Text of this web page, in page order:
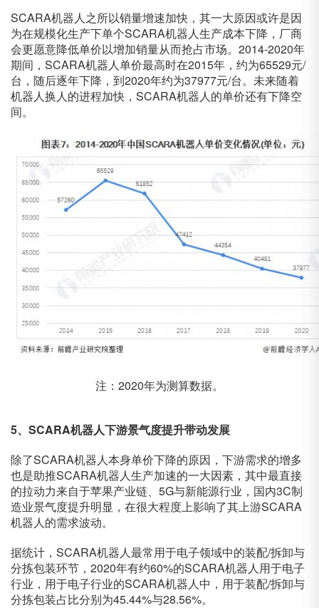
SCARA机器人之所以销量增速加快，其一大原因或许是因
为在规模化生产下单个SCARA机器人生产成本下降，厂商
会更愿意降低单价以增加销量从而抢占市场。2014-2020年
期间，SCARA机器人单价最高时在2015年，约为65529元/
台，随后逐年下降，到2020年约为37977元/台。未来随着
机器人换人的进程加快，SCARA机器人的单价还有下降空
间。
注：2020年为测算数据。
5、SCARA机器人下游景气度提升带动发展
除了SCARA机器人本身单价下降的原因，下游需求的增多
也是助推SCARA机器人生产加速的一大因素，其中最直接
的拉动力来自于苹果产业链、5G与新能源行业，国内3C制
造业景气度提升明显，在很大程度上影响了其上游SCARA
机器人的需求波动。
据统计，SCARA机器人最常用于电子领域中的装配/拆卸与
分拣包装环节，2020年有约60%的SCARA机器人用于电子
行业，用于电子行业的SCARA机器人中，用于装配/拆卸与
分拣包装占比分别为45.44%与28.56%。